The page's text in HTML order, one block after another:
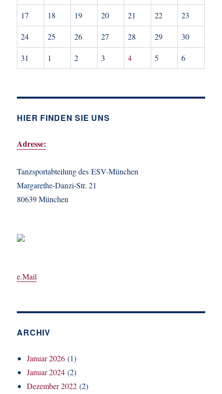
17 18 19 20 21 22 23
24 25 26 27 28 29 30
31 1 2 3 4 5 6
HIER FINDEN SIE UNS
Adresse:
Tanzsportabteilung des ESV-München
Margarethe-Danzi-Str. 21
80639 München
e.Mail
ARCHIV
Januar 2026 (1)
Januar 2024 (2)
Dezember 2022 (2)